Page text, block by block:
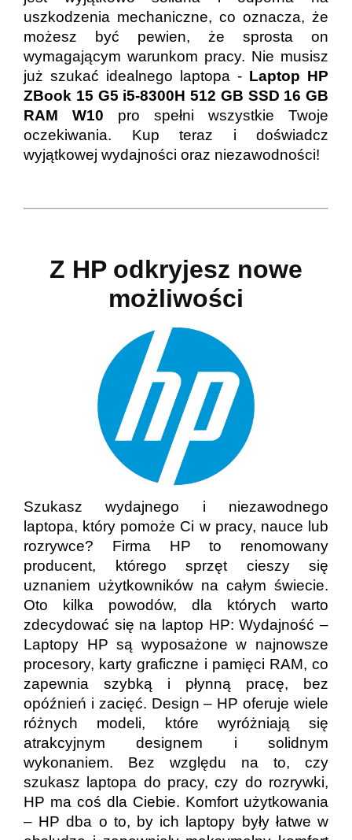
uszkodzenia mechaniczne, co oznacza, że
możesz być pewien, że sprosta on
wymagającym warunkom pracy. Nie musisz
już szukać idealnego laptopa - Laptop HP
ZBook 15 G5 i5-8300H 512 GB SSD 16 GB
RAM W10 pro spełni wszystkie Twoje
oczekiwania. Kup teraz i doświadcz
wyjątkowej wydajności oraz niezawodności!
Z HP odkryjesz nowe
możliwości
Szukasz wydajnego i niezawodnego
laptopa, który pomoże Ci w pracy, nauce lub
rozrywce? Firma HP to renomowany
producent, którego sprzęt cieszy się
uznaniem użytkowników na całym świecie.
Oto kilka powodów, dla których warto
zdecydować się na laptop HP: Wydajność –
Laptopy HP są wyposażone w najnowsze
procesory, karty graficzne i pamięci RAM, co
zapewnia szybką i płynną pracę, bez
opóźnień i zacięć. Design – HP oferuje wiele
różnych modeli, które wyróżniają się
atrakcyjnym designem i solidnym
wykonaniem. Bez względu na to, czy
szukasz laptopa do pracy, czy do rozrywki,
HP ma coś dla Ciebie. Komfort użytkowania
– HP dba o to, by ich laptopy były łatwe w